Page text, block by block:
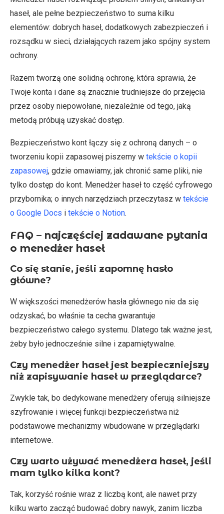
haseł, ale pełne bezpieczeństwo to suma kilku
elementów: dobrych haseł, dodatkowych zabezpieczeń i
rozsądku w sieci, działających razem jako spójny system
ochrony.
Razem tworzą one solidną ochronę, która sprawia, że
Twoje konta i dane są znacznie trudniejsze do przejęcia
przez osoby niepowołane, niezależnie od tego, jaką
metodą próbują uzyskać dostęp.
Bezpieczeństwo kont łączy się z ochroną danych – o
tworzeniu kopii zapasowej piszemy w tekście o kopii
zapasowej, gdzie omawiamy, jak chronić same pliki, nie
tylko dostęp do kont. Menedżer haseł to część cyfrowego
przybornika; o innych narzędziach przeczytasz w tekście
o Google Docs i tekście o Notion.
FAQ – najczęściej zadawane pytania
o menedżer haseł
Co się stanie, jeśli zapomnę hasło
główne?
W większości menedżerów hasła głównego nie da się
odzyskać, bo właśnie ta cecha gwarantuje
bezpieczeństwo całego systemu. Dlatego tak ważne jest,
żeby było jednocześnie silne i zapamiętywalne.
Czy menedżer haseł jest bezpieczniejszy
niż zapisywanie haseł w przeglądarce?
Zwykle tak, bo dedykowane menedżery oferują silniejsze
szyfrowanie i więcej funkcji bezpieczeństwa niż
podstawowe mechanizmy wbudowane w przeglądarki
internetowe.
Czy warto używać menedżera haseł, jeśli
mam tylko kilka kont?
Tak, korzyść rośnie wraz z liczbą kont, ale nawet przy
kilku warto zacząć budować dobry nawyk, zanim liczba